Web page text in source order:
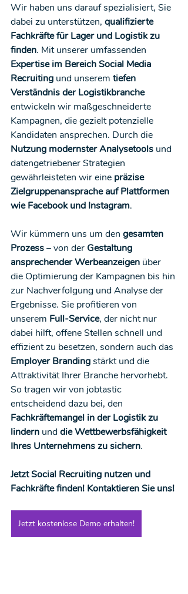
Wir haben uns darauf spezialisiert, Sie
dabei zu unterstützen, qualifizierte
Fachkräfte für Lager und Logistik zu
finden. Mit unserer umfassenden
Expertise im Bereich Social Media
Recruiting und unserem tiefen
Verständnis der Logistikbranche
entwickeln wir maßgeschneiderte
Kampagnen, die gezielt potenzielle
Kandidaten ansprechen. Durch die
Nutzung modernster Analysetools und
datengetriebener Strategien
gewährleisteten wir eine präzise
Zielgruppenansprache auf Plattformen
wie Facebook und Instagram.
Wir kümmern uns um den gesamten
Prozess – von der Gestaltung
ansprechender Werbeanzeigen über
die Optimierung der Kampagnen bis hin
zur Nachverfolgung und Analyse der
Ergebnisse. Sie profitieren von
unserem Full-Service, der nicht nur
dabei hilft, offene Stellen schnell und
effizient zu besetzen, sondern auch das
Employer Branding stärkt und die
Attraktivität Ihrer Branche hervorhebt.
So tragen wir von jobtastic
entscheidend dazu bei, den
Fachkräftemangel in der Logistik zu
lindern und die Wettbewerbsfähigkeit
Ihres Unternehmens zu sichern.
Jetzt Social Recruiting nutzen und
Fachkräfte finden! Kontaktieren Sie uns!
Jetzt kostenlose Demo erhalten!